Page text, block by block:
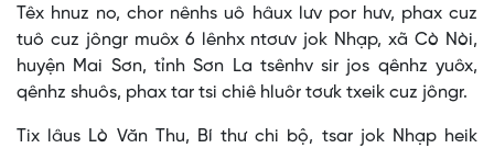
Têx hnuz no, chor nênhs uô hâux lưv por hưv, phax cuz
tuô cuz jôngr muôx 6 lênhx ntơưv jok Nhạp, xã Cò Nòi,
huyện Mai Sơn, tỉnh Sơn La tsênhv sir jos qênhz yuôx,
qênhz shuôs, phax tar tsi chiê hluôr tơưk txeik cuz jôngr.
Tix lâus Lò Văn Thu, Bí thư chi bộ, tsar jok Nhạp heik